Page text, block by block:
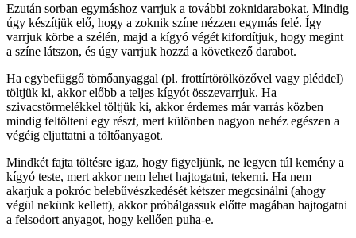
Ezután sorban egymáshoz varrjuk a további zoknidarabokat. Mindig
úgy készítjük elő, hogy a zoknik színe nézzen egymás felé. Így
varrjuk körbe a szélén, majd a kígyó végét kifordítjuk, hogy megint
a színe látszon, és úgy varrjuk hozzá a következő darabot.
Ha egybefüggő tömőanyaggal (pl. frottírtörölközővel vagy pléddel)
töltjük ki, akkor előbb a teljes kígyót összevarrjuk. Ha
szivacstörmelékkel töltjük ki, akkor érdemes már varrás közben
mindig feltölteni egy részt, mert különben nagyon nehéz egészen a
végéig eljuttatni a töltőanyagot.
Mindkét fajta töltésre igaz, hogy figyeljünk, ne legyen túl kemény a
kígyó teste, mert akkor nem lehet hajtogatni, tekerni. Ha nem
akarjuk a pokróc belebűvészkedését kétszer megcsinálni (ahogy
végül nekünk kellett), akkor próbálgassuk előtte magában hajtogatni
a felsodort anyagot, hogy kellően puha-e.